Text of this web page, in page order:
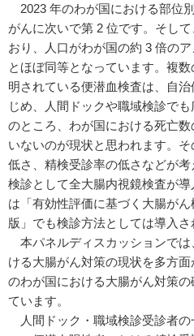
2023 年のわが国における部位
がんに次いで第 2 位です。そし
おり、人口がわが国の約 3 倍の
とほぼ同等となっています。複
明されている便潜血検査は、自
じめ、人間ドックや職域検診で
のところ、わが国における死亡
いないのが現状と思われます。
低さ、精検受診率の低さなどが
検診として全大腸内視鏡検査が
は「有効性評価に基づく大腸が
版」でも検診方法としては導入さ
本パネルディスカッションでは
ける大腸がん対策の現状を多方
のわが国における大腸がん対策
ています。
人間ドック・職域検診受診者